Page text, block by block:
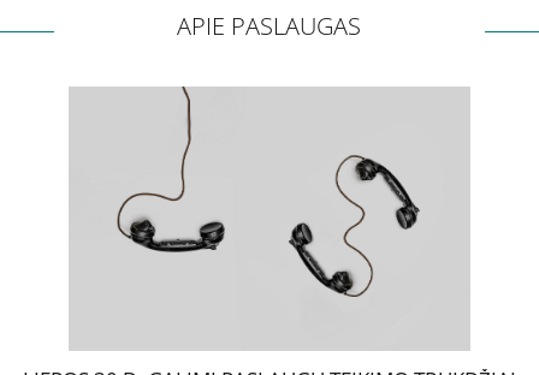
Elgesio priklausomybės gydymas
Vaikams ir paaugliams
APIE PASLAUGAS